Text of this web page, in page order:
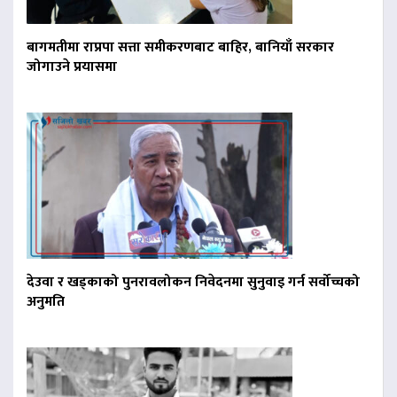
बागमतीमा राप्रपा सत्ता समीकरणबाट बाहिर, बानियाँ सरकार
जोगाउने प्रयासमा
देउवा र खड्काको पुनरावलोकन निवेदनमा सुनुवाइ गर्न सर्वोच्चको
अनुमति